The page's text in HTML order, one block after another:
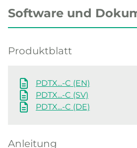
Software und
Produktblatt
PDTX...-C (EN)
PDTX...-C (SV)
PDTX...-C (DE)
Anleitung